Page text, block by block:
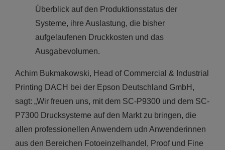
Überblick auf den Produktionsstatus der
Systeme, ihre Auslastung, die bisher
aufgelaufenen Druckkosten und das
Ausgabevolumen.
Achim Bukmakowski, Head of Commercial & Industrial
Printing DACH bei der Epson Deutschland GmbH,
sagt: „Wir freuen uns, mit dem SC-P9300 und dem SC-
P7300 Drucksysteme auf den Markt zu bringen, die
allen professionellen Anwendern udn Anwenderinnen
aus den Bereichen Fotoeinzelhandel, Proof und Fine